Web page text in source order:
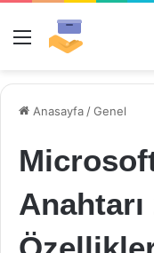
Menü
Anasayfa /Genel
Anahtarı